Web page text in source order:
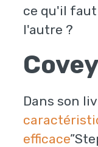
ce qu'il
l'autre ?
Covey
Dans son
efficace